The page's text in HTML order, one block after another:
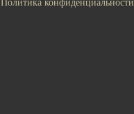
Политика конфиденциальности